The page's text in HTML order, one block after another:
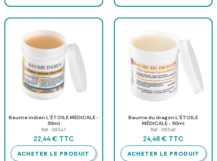
Baume indien L'ÉTOILE MÉDICALE -
50ml
Réf : 09347
22,44 € TTC
ACHETER LE PRODUIT
Baume du dragon L'ÉTOILE
MÉDICALE - 50ml
Réf : 09346
24,48 € TTC
ACHETER LE PRODUIT